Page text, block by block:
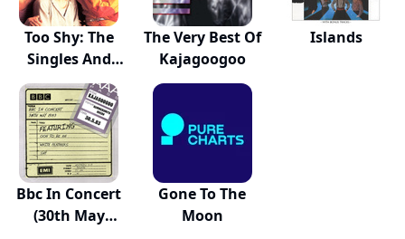
Too Shy: The
Singles And
More
The Very Best Of
Kajagoogoo
Islands
Bbc In Concert
(30th May
Gone To The
Moon